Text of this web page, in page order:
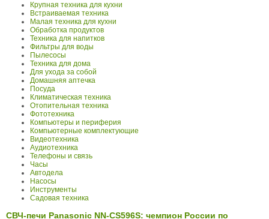
Крупная техника для кухни
Встраиваемая техника
Малая техника для кухни
Обработка продуктов
Техника для напитков
Фильтры для воды
Пылесосы
Техника для дома
Для ухода за собой
Домашняя аптечка
Посуда
Климатическая техника
Отопительная техника
Фототехника
Компьютеры и периферия
Компьютерные комплектующие
Видеотехника
Аудиотехника
Телефоны и связь
Часы
Автодела
Насосы
Инструменты
Садовая техника
СВЧ-печи Panasonic NN-CS596S: чемпион России по